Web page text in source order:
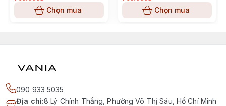
Chọn mua Chọn mua
090 933 5035
Địa chỉ:8 Lý Chính Thắng, Phường Võ Thị Sáu, Hồ Chí Minh